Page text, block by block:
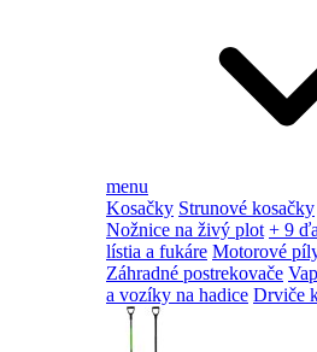
menu
Kosačky Strunové kosačky
Nožnice na živý plot + 9
lístia a fukáre Motorové
Záhradné postrekovače
a vozíky na hadice Drviče